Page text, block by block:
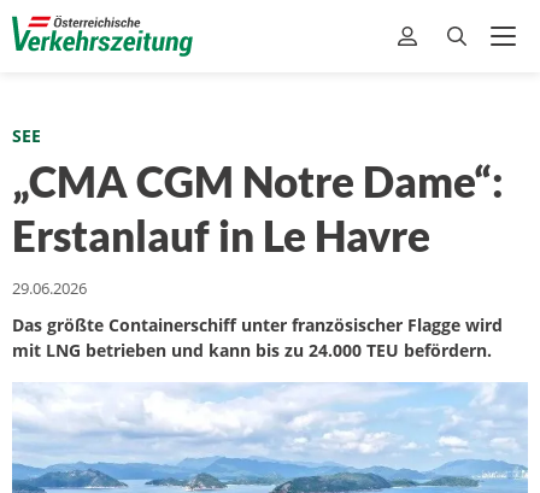
SEE
„CMA CGM Notre Dame“:
Erstanlauf in Le Havre
29.06.2026
Das größte Containerschiff unter französischer Flagge wird
mit LNG betrieben und kann bis zu 24.000 TEU befördern.